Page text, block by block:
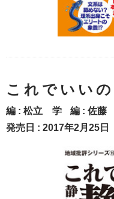
これでいい
編 : 松立 学 編 : 佐藤
発売日 : 2017年2月25日